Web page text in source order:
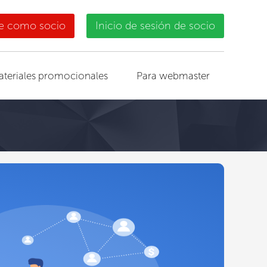
como socio Inicio de sesión de socio
promocionales Para webmaster